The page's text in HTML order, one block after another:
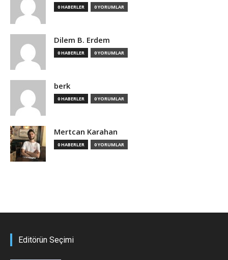
0 HABERLER 0 YORUMLAR
Dilem B. Erdem
0 HABERLER 0 YORUMLAR
berk
0 HABERLER 0 YORUMLAR
Mertcan Karahan
0 HABERLER 0 YORUMLAR
Editörün Seçimi